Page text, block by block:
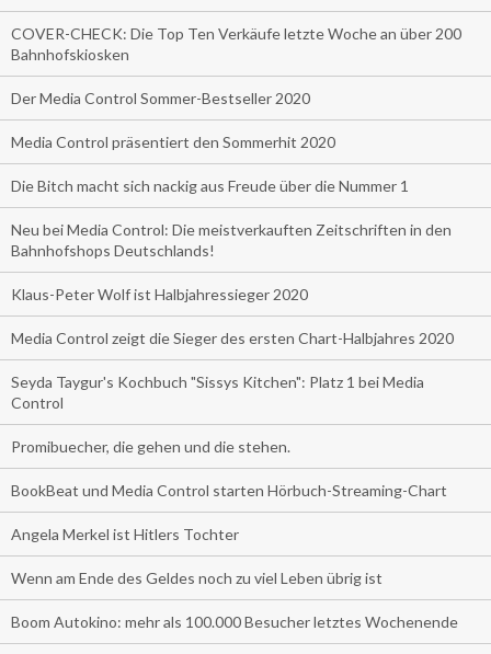
COVER-CHECK: Die Top Ten Verkäufe letzte Woche an über 200
Bahnhofskiosken
Der Media Control Sommer-Bestseller 2020
Media Control präsentiert den Sommerhit 2020
Die Bitch macht sich nackig aus Freude über die Nummer 1
Neu bei Media Control: Die meistverkauften Zeitschriften in den
Bahnhofshops Deutschlands!
Klaus-Peter Wolf ist Halbjahressieger 2020
Media Control zeigt die Sieger des ersten Chart-Halbjahres 2020
Seyda Taygur's Kochbuch "Sissys Kitchen": Platz 1 bei Media
Control
Promibuecher, die gehen und die stehen.
BookBeat und Media Control starten Hörbuch-Streaming-Chart
Angela Merkel ist Hitlers Tochter
Wenn am Ende des Geldes noch zu viel Leben übrig ist
Boom Autokino: mehr als 100.000 Besucher letztes Wochenende